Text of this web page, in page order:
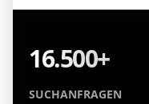
16.500+
SUCHANFRAGEN